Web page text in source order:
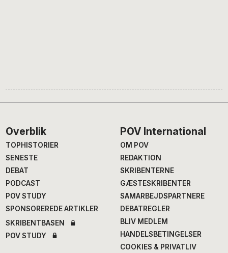
Footer
Overblik
TOPHISTORIER
SENESTE
DEBAT
PODCAST
POV STUDY
SPONSOREREDE ARTIKLER
SKRIBENTBASEN
POV STUDY
POV International
OM POV
REDAKTION
SKRIBENTERNE
GÆSTESKRIBENTER
SAMARBEJDSPARTNERE
DEBATREGLER
BLIV MEDLEM
HANDELSBETINGELSER
COOKIES & PRIVATLIV